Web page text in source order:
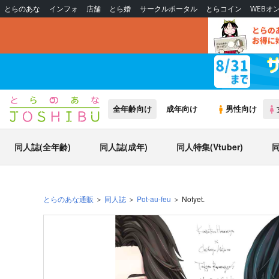
とらのあな インフォ 店舗 とら婚 サークルポータル とらコイン WEBオ
全年齢向け 成年向け 男性向け
同人誌(全年齢) 同人誌(成年) 同人特集(Vtuber)
とらのあな通販 同人誌 Pot-au-feu Notyet.